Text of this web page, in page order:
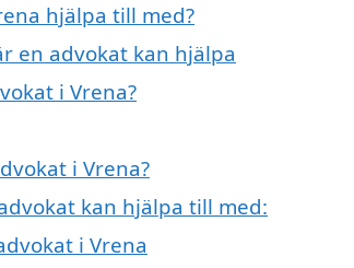
hjälpa till med?
en advokat kan hjälpa
i Vrena?
i Vrena?
kan hjälpa till med:
i Vrena